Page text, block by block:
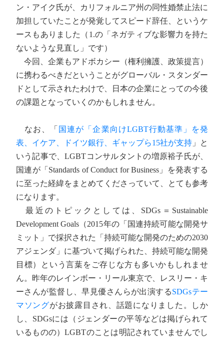
ン・アイク氏が、カリフォルニア州の同性婚禁止法に
加担していたことが発覚してスピード辞任、というケ
ースもありました（1.の「ネガティブな影響力を持た
ないような見直し」です）
今回、企業もアドボカシー（権利擁護、政策提言）
に携わるべきだということがグローバル・スタンダー
ドとして示されたわけで、日本の企業にとっての今後
の課題となっていくのかもしれません。
なお、「 国連が「企業向けLGBT行動基準」を発
表、イケア、ドイツ銀行、ギャップら15社が支持 」と
いう記事で、LGBTコンサルタントの増原裕子氏が、
国連が「Standards of Conduct for Business」を発表する
に至った経緯をまとめてくださっていて、とても参考
になります。
最近のトピックとしては、SDGs＝Sustainable
Development Goals（2015年の「国連持続可能な開発サ
ミット」で採択された「持続可能な開発のための2030
アジェンダ」に基づいて掲げられた、持続可能な開発
目標）という言葉をご存じな方も多いかもしれませ
ん。昨年のレインボー・リール東京で、レスリー・キ
ーさんが監督し、早見優さんらが出演するSDGsテー
マソングがお披露目され、話題になりました。しか
し、SDGsには（ジェンダーの平等などは掲げられて
いるものの）LGBTのことは明記されていませんでし